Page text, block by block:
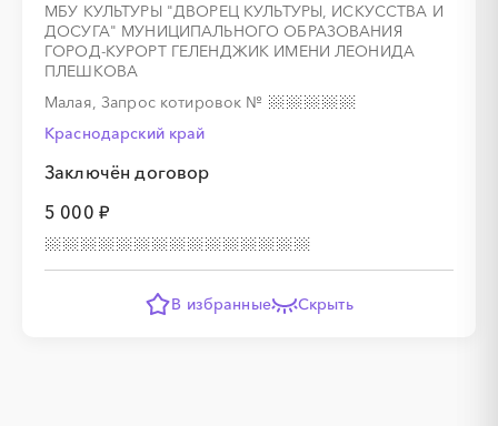
МБУ КУЛЬТУРЫ "ДВОРЕЦ КУЛЬТУРЫ, ИСКУССТВА И
ДОСУГА" МУНИЦИПАЛЬНОГО ОБРАЗОВАНИЯ
ГОРОД-КУРОРТ ГЕЛЕНДЖИК ИМЕНИ ЛЕОНИДА
ПЛЕШКОВА
Малая, Запрос котировок №
Краснодарский край
Заключён договор
5 000 ₽
В избранные Скрыть